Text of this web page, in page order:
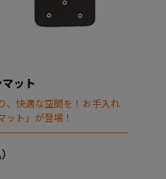
ット
、快適な空間を！お手入れ
ット」が登場！